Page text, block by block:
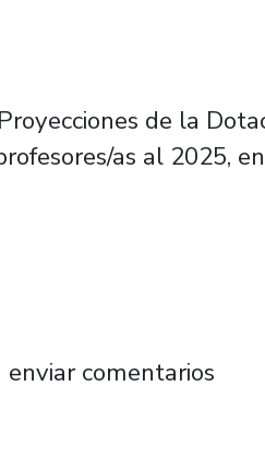
de la
as al 2025,
trabaja con
enviar comentarios